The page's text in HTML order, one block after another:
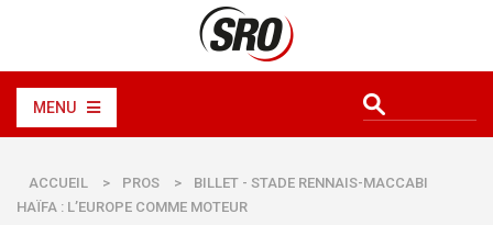
MENU
ACCUEIL > PROS >
BILLET - STADE RENNAIS-MACCABI
HAÏFA : L’EUROPE COMME MOTEUR